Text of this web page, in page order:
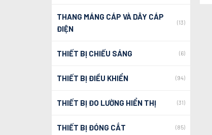
THANG MÁNG CÁP VÀ DÂY CÁP
ĐIỆN
(13)
THIẾT BỊ CHIẾU SÁNG (6)
THIẾT BỊ ĐIỀU KHIỂN (94)
THIẾT BỊ ĐO LƯỜNG HIỂN THỊ (31)
THIẾT BỊ ĐÓNG CẮT (85)